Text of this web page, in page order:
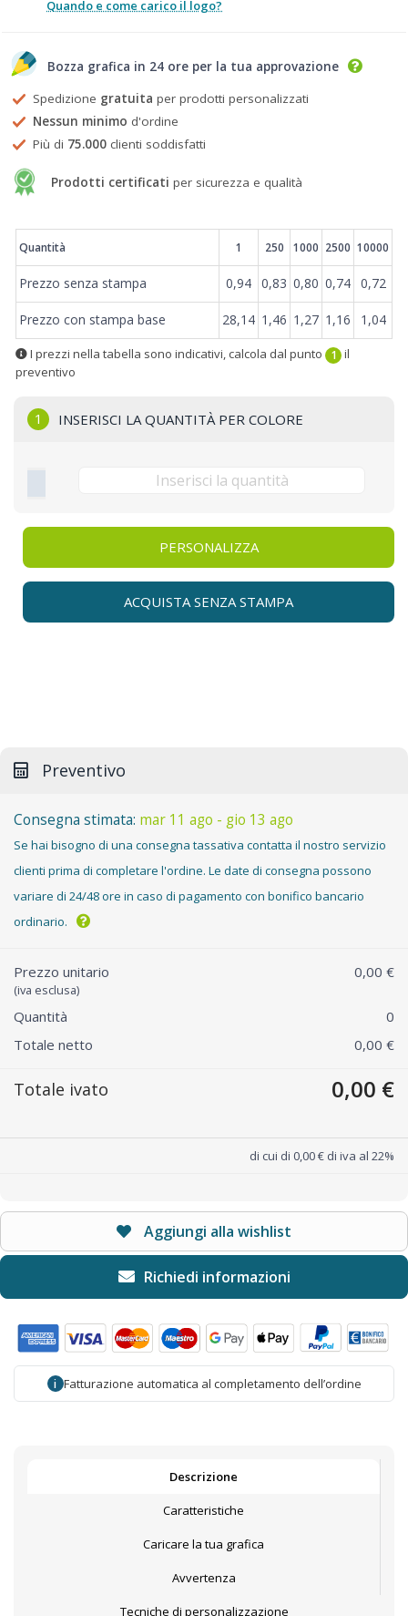
Quando e come carico il logo?
Bozza grafica in 24 ore per la tua approvazione
Spedizione gratuita per prodotti personalizzati
Nessun minimo d'ordine
Più di 75.000 clienti soddisfatti
Prodotti certificati per sicurezza e qualità
Prezzi
Quantità 1 250 1000 2500 10000
Prezzo senza stampa 0,94 0,83 0,80 0,74 0,72
Prezzo con stampa base 28,14 1,46 1,27 1,16 1,04
I prezzi nella tabella sono indicativi, calcola dal punto 1 il
preventivo
1 INSERISCI LA QUANTITÀ PER COLORE
PERSONALIZZA
ACQUISTA SENZA STAMPA
Preventivo
Consegna stimata: mar 11 ago - gio 13 ago
Se hai bisogno di una consegna tassativa contatta il nostro servizio
clienti prima di completare l'ordine. Le date di consegna possono
variare di 24/48 ore in caso di pagamento con bonifico bancario
ordinario.
Prezzo unitario
(iva esclusa)
0,00 €
Quantità
0
Totale netto
0,00 €
Totale ivato 0,00 €
di cui di 0,00 € di iva al 22%
Aggiungi alla wishlist
i Fatturazione automatica al completamento dell’ordine
Descrizione
Caratteristiche
Caricare la tua grafica
Avvertenza
Tecniche di personalizzazione